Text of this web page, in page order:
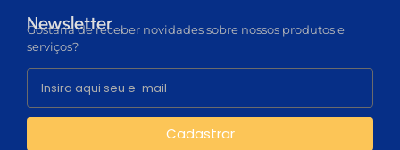
Newsletter
Gostaria de receber novidades sobre nossos produtos e
serviços?
Cadastrar